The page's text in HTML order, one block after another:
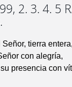
2. 3. 4. 5
tierra entera,
con alegría,
presencia con